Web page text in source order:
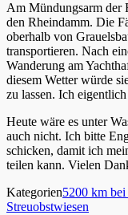
Am Mündungsarm der
den Rheindamm. Die
oberhalb von
transportieren. Nach
Wanderung am
diesem Wetter würde
zu lassen. Ich
Heute wäre es unter
auch nicht. Ich bitte
schicken, damit ich
teilen kann. Vielen
Kategorien5200 km
Streuobstwiesen